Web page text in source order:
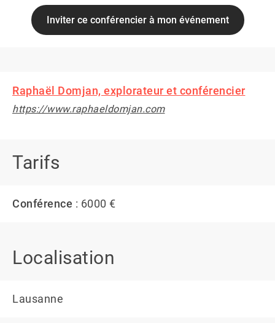
Inviter ce conférencier à mon événement
Raphaël Domjan, explorateur et conférencier
https://www.raphaeldomjan.com
Tarifs
Conférence : 6000 €
Localisation
Lausanne